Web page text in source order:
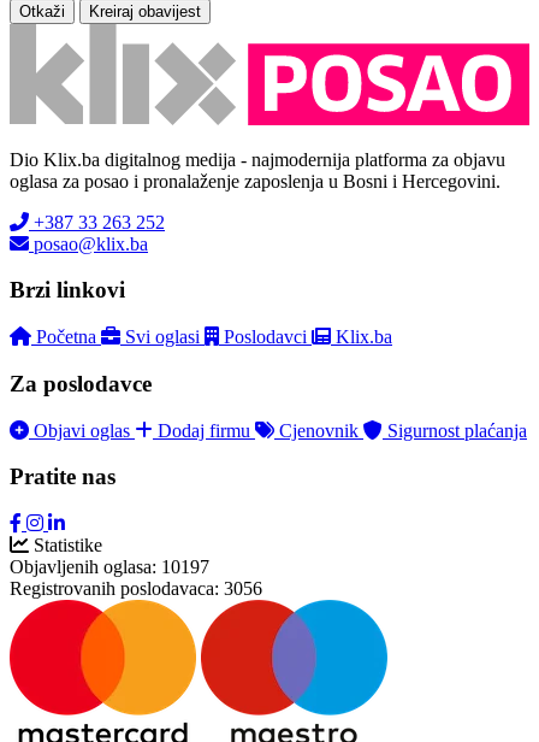
Otkaži Kreiraj obavijest
Dio Klix.ba digitalnog medija - najmodernija platforma za objavu
oglasa za posao i pronalaženje zaposlenja u Bosni i Hercegovini.
+387 33 263 252
posao@klix.ba
Brzi linkovi
Početna Svi oglasi Poslodavci Klix.ba
Za poslodavce
Objavi oglas Dodaj firmu Cjenovnik Sigurnost plaćanja
Pratite nas
Statistike
Objavljenih oglasa: 10197
Registrovanih poslodavaca: 3056